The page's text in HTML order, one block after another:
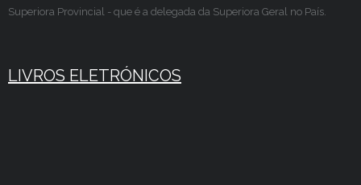
Superiora Provincial - que é a delegada da Superiora Geral no País.
LIVROS ELETRÓNICOS